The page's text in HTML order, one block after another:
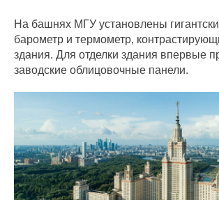
На башнях МГУ установлены
барометр и термометр,
здания. Для отделки здания впервые
заводские облицовочные панели.